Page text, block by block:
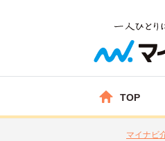
TOP
マイナビ